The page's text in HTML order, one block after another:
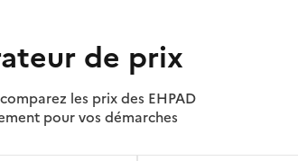
de prix
les prix des EHPAD
pour vos démarches